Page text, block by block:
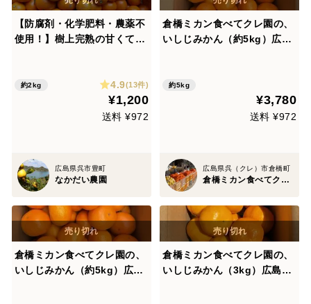
【防腐剤・化学肥料・農薬不
使用！】樹上完熟の甘くてコ
約2kg 4.9(13件)
¥1,200
送料 ¥972
広島県呉市豊町
なかだい農園
倉橋ミカン食べてクレ園の、
いしじみかん（約5kg）広島
約5kg
¥3,780
送料 ¥972
広島県呉（クレ）市倉橋町
倉橋ミカン食べてクレ園
倉橋ミカン食べてクレ園の、
いしじみかん（約5kg）広島
倉橋ミカン食べてクレ園の、
いしじみかん（3kg）広島